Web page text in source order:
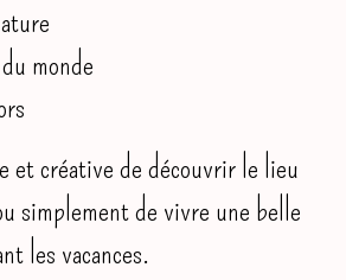
monde
et créative de découvrir le lieu
simplement de vivre une belle
les vacances.